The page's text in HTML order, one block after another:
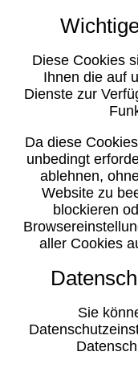
Diese Cookies
Ihnen die auf
Dienste zur
Da diese
unbedingt
ablehnen,
Website zu
blockieren
aller Cookies
Sie